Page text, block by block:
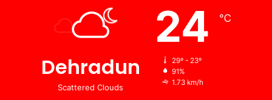
Dehradun
Scattered Clouds
24 ℃
29º - 23º
91%
1.73 km/h